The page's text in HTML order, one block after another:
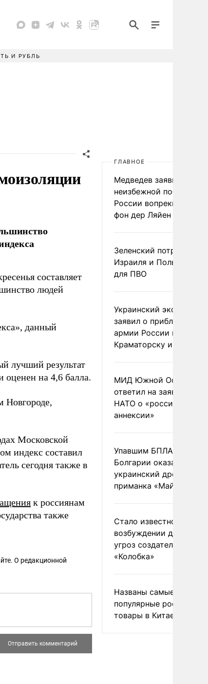
И РУБЛЬ
составляет
людей
данный
лучший результат
оценен на 4,6 балла.
Новгороде,
Московской
индекс составил
сегодня также в
к россиянам
также
О редакционной
ГЛАВНОЕ
Медведев заявил о
неизбежной победе
России вопреки словам
фон дер Ляйен
Зеленский потребовал
Израиля и Польши
для ПВО
Украинский эксперт
заявил о приближении
армии России к
Краматорску и
МИД Южной Осетии
ответил на заявления
НАТО о «российской
аннексии»
Упавшим БПЛА в
Болгарии оказался
украинский дрон-
приманка «Майя»
Стало известно о
возбуждении дела из-
угроз создателям
«Колобка»
Названы самые
популярные российские
товары в Китае